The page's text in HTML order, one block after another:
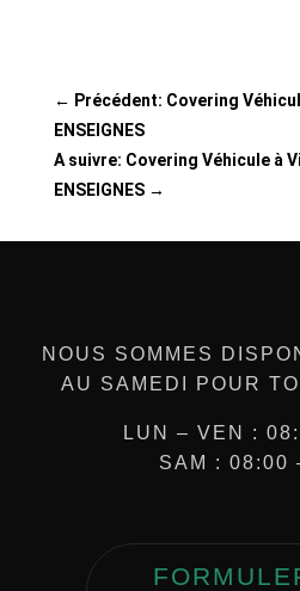
← Précédent: Covering
ENSEIGNES
A suivre: Covering Véhicule à
ENSEIGNES→
NOUS SOMMES
AU SAMEDI POUR
LUN – VEN :
SAM : 08:00